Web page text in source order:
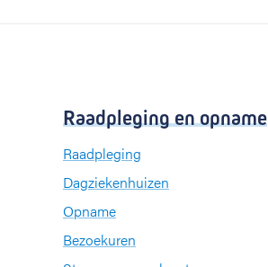
Raadpleging en opname
Raadpleging
Dagziekenhuizen
Opname
Bezoekuren